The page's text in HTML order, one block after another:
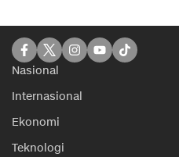
Nasional
Internasional
Ekonomi
Teknologi